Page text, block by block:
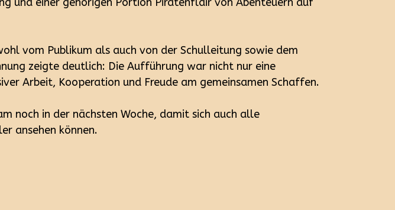
vom Publikum als auch von der Schulleitung sowie dem
zeigte deutlich: Die Aufführung war nicht nur eine
Arbeit, Kooperation und Freude am gemeinsamen Schaffen.
noch in der nächsten Woche, damit sich auch alle
ansehen können.